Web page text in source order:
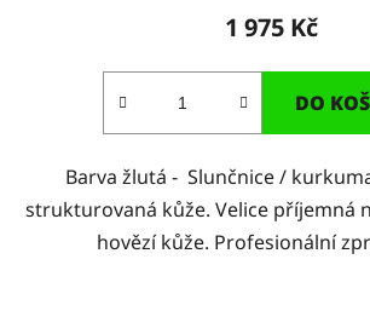
1 975 Kč
DO
Barva žlutá - Slunčnice /
strukturovaná kůže. Velice příjemná
hovězí kůže. Profesionální